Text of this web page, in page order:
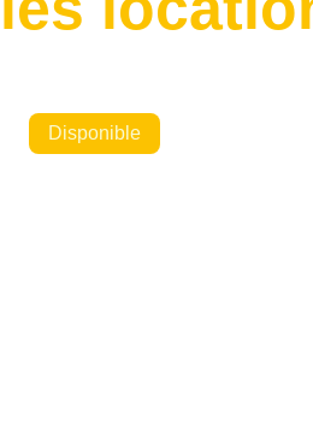
Disponible